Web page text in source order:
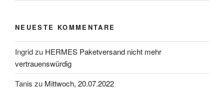
NEUESTE KOMMENTARE
Ingridzu HERMES Paketversand nicht mehr
vertrauenswürdig
Tanis zu Mittwoch, 20.07.2022